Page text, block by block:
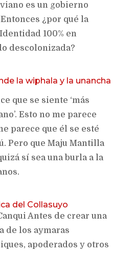
es un gobierno
¿por qué la
100% en
descolonizada?
la wiphala y la unancha
que se siente ‘más
Esto no me parece
parece que él se esté
Pero que Maju Mantilla
sí sea una burla a la
del Collasuyo
Antes de crear una
de los aymaras
apoderados y otros